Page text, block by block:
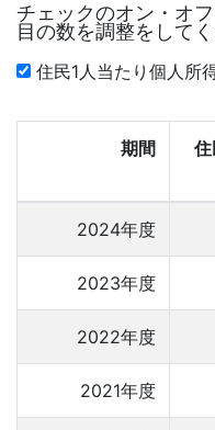
チェックのオン・オ
目の数を調整をしてく
住民1人当たり個人所
期間
住
2024年度
2023年度
2022年度
2021年度